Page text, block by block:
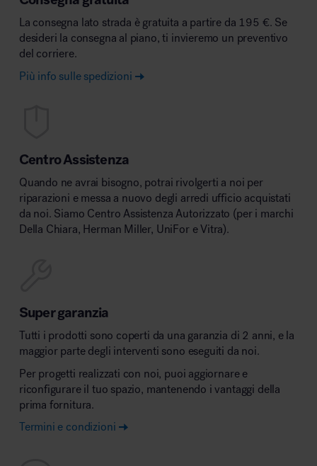
La consegna lato strada è gratuita a partire da 195 €. Se
desideri la consegna al piano, ti invieremo un preventivo
del corriere.
Più info sulle spedizioni
Centro Assistenza
Quando ne avrai bisogno, potrai rivolgerti a noi per
riparazioni e messa a nuovo degli arredi ufficio acquistati
da noi. Siamo Centro Assistenza Autorizzato (per i marchi
Della Chiara, Herman Miller, UniFor e Vitra).
Super garanzia
Tutti i prodotti sono coperti da una garanzia di 2 anni, e la
maggior parte degli interventi sono eseguiti da noi.
Per progetti realizzati con noi, puoi aggiornare e
riconfigurare il tuo spazio, mantenendo i vantaggi della
prima fornitura.
Termini e condizioni